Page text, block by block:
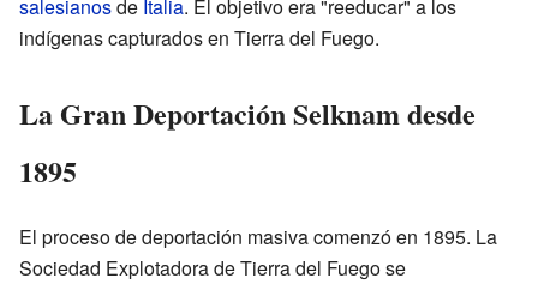
salesianosde Italia. El objetivo era "reeducar" a los
indígenas capturados en Tierra del Fuego.
La Gran Deportación Selknam desde
1895
El proceso de deportación masiva comenzó en 1895. La
Sociedad Explotadora de Tierra del Fuego se